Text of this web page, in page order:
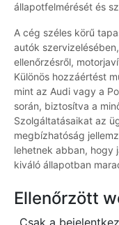
állapotfelmérését és
A cég széles körű
autók
ellenőrzésről,
Különös hozzáértést
mint az Audi vagy a
során, biztosítva a
Szolgáltatásaikat az
megbízhatóság
lehetnek abban, hogy
kiváló állapotban
Ellenőrzött